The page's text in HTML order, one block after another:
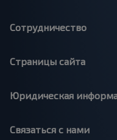
Сотрудничество
Страницы сайта
Юридическая
Связаться с нами